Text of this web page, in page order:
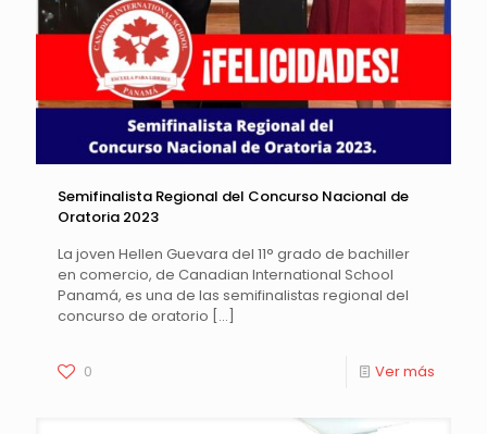
Semifinalista Regional del Concurso Nacional de
Oratoria 2023
La joven Hellen Guevara del 11° grado de bachiller
en comercio, de Canadian International School
Panamá, es una de las semifinalistas regional del
concurso de oratorio […]
0 Ver más